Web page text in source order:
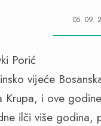
05. 09.
vijeće
i ove
ilči više godina,